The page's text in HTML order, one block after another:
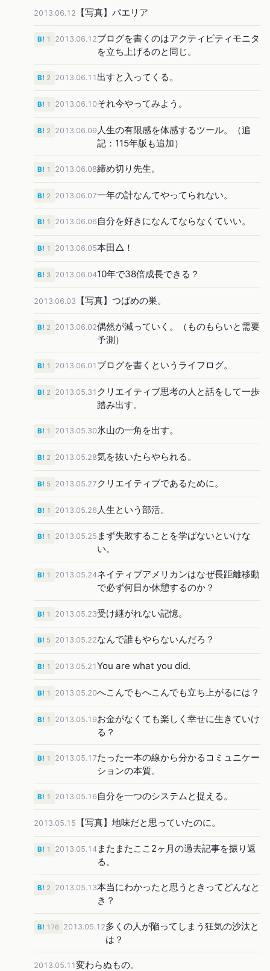
2013.06.12 【写真】パエリア
2013.06.12ブログを書くのはアクティビティモニタ
を立ち上げるのと同じ。
B! 1
2013.06.11 出すと入ってくる。
B! 2
2013.06.10それ今やってみよう。
B! 1
2013.06.09 人生の有限感を体感するツール。（追
記：115年版も追加）
B! 2
2013.06.08締め切り先生。
B! 1
2013.06.07一年の計なんてやってられない。
B! 2
2013.06.06 自分を好きになんてならなくていい。
B! 1
2013.06.05本田△！
B! 1
2013.06.0410年で38倍成長できる？
B! 3
2013.06.03 【写真】つばめの巣。
2013.06.02偶然が減っていく。（ものもらいと需要
予測）
B! 2
2013.06.01 ブログを書くというライフログ。
B! 1
2013.05.31 クリエイティブ思考の人と話をして一歩
踏み出す。
B! 2
2013.05.30氷山の一角を出す。
B! 1
2013.05.28気を抜いたらやられる。
B! 2
2013.05.27 クリエイティブであるために。
B! 5
2013.05.26 人生という部活。
B! 1
2013.05.25 まず失敗することを学ばないといけな
い。
B! 1
2013.05.24ネイティブアメリカンはなぜ長距離移動
で必ず何日か休憩するのか？
B! 1
2013.05.23受け継がれない記憶。
B! 1
2013.05.22なんで誰もやらないんだろ？
B! 5
2013.05.21You are what you did.
B! 1
2013.05.20へこんでもへこんでも立ち上がるには？
B! 1
2013.05.19お金がなくても楽しく幸せに生きていけ
る？
B! 1
2013.05.17たった一本の線から分かるコミュニケー
ションの本質。
B! 1
2013.05.16 自分を一つのシステムと捉える。
B! 1
2013.05.15 【写真】地味だと思っていたのに。
2013.05.14 またまたここ2ヶ月の過去記事を振り返
る。
B! 1
2013.05.13本当にわかったと思うときってどんなと
き？
B! 2
2013.05.12多くの人が陥ってしまう狂気の沙汰と
は？
B! 176
2013.05.11変わらぬもの。